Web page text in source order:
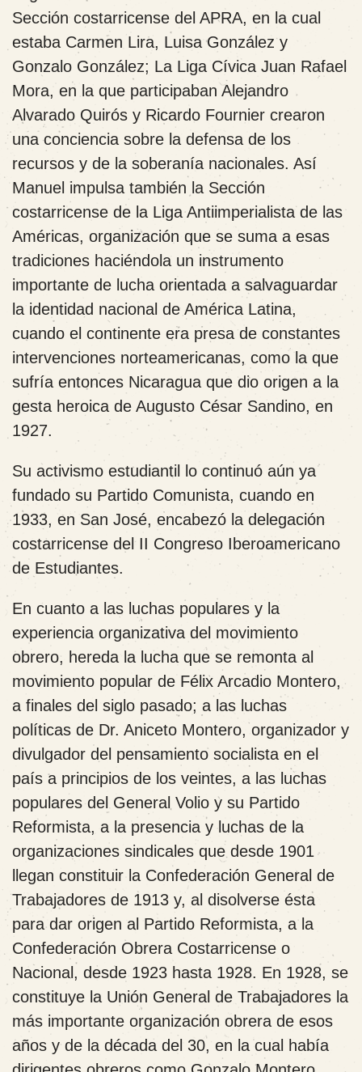
Sección costarricense del APRA, en la cual
estaba Carmen Lira, Luisa González y
Gonzalo González; La Liga Cívica Juan Rafael
Mora, en la que participaban Alejandro
Alvarado Quirós y Ricardo Fournier crearon
una conciencia sobre la defensa de los
recursos y de la soberanía nacionales. Así
Manuel impulsa también la Sección
costarricense de la Liga Antiimperialista de las
Américas, organización que se suma a esas
tradiciones haciéndola un instrumento
importante de lucha orientada a salvaguardar
la identidad nacional de América Latina,
cuando el continente era presa de constantes
intervenciones norteamericanas, como la que
sufría entonces Nicaragua que dio origen a la
gesta heroica de Augusto César Sandino, en
1927.
Su activismo estudiantil lo continuó aún ya
fundado su Partido Comunista, cuando en
1933, en San José, encabezó la delegación
costarricense del II Congreso Iberoamericano
de Estudiantes.
En cuanto a las luchas populares y la
experiencia organizativa del movimiento
obrero, hereda la lucha que se remonta al
movimiento popular de Félix Arcadio Montero,
a finales del siglo pasado; a las luchas
políticas de Dr. Aniceto Montero, organizador y
divulgador del pensamiento socialista en el
país a principios de los veintes, a las luchas
populares del General Volio y su Partido
Reformista, a la presencia y luchas de la
organizaciones sindicales que desde 1901
llegan constituir la Confederación General de
Trabajadores de 1913 y, al disolverse ésta
para dar origen al Partido Reformista, a la
Confederación Obrera Costarricense o
Nacional, desde 1923 hasta 1928. En 1928, se
constituye la Unión General de Trabajadores la
más importante organización obrera de esos
años y de la década del 30, en la cual había